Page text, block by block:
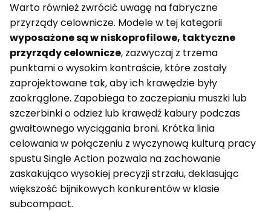
Warto również zwrócić uwagę na fabryczne
przyrządy celownicze. Modele w tej kategorii
wyposażone są w niskoprofilowe, taktyczne
przyrządy celownicze, zazwyczaj z trzema
punktami o wysokim kontraście, które zostały
zaprojektowane tak, aby ich krawędzie były
zaokrąglone. Zapobiega to zaczepianiu muszki lub
szczerbinki o odzież lub krawędź kabury podczas
gwałtownego wyciągania broni. Krótka linia
celowania w połączeniu z wyczynową kulturą pracy
spustu Single Action pozwala na zachowanie
zaskakująco wysokiej precyzji strzału, deklasując
większość bijnikowych konkurentów w klasie
subcompact.